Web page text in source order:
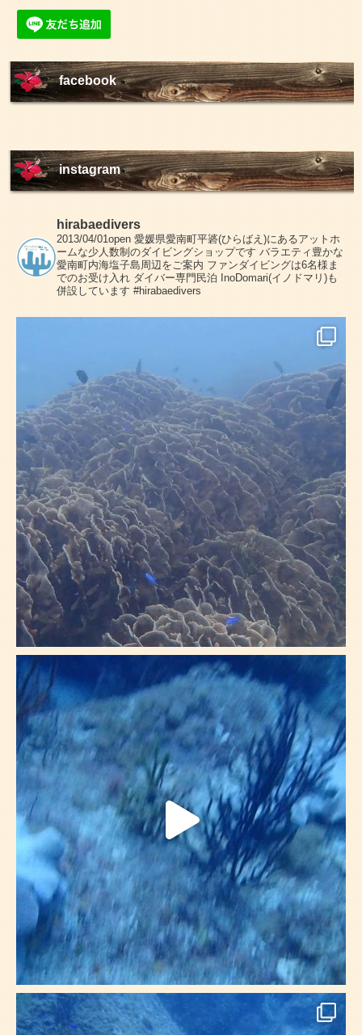
facebook
instagram
hirabaedivers
2013/04/01open 愛媛県愛南町平碆(ひらばえ)にあるアットホ
ームな少人数制のダイビングショップです バラエティ豊かな
愛南町内海塩子島周辺をご案内 ファンダイビングは6名様ま
でのお受け入れ ダイバー専門民泊 InoDomari(イノドマリ)も
併設しています #hirabaedivers